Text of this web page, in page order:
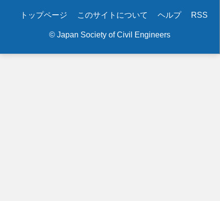
Secondary
トップページ このサイトについて ヘルプ RSS
© Japan Society of Civil Engineers